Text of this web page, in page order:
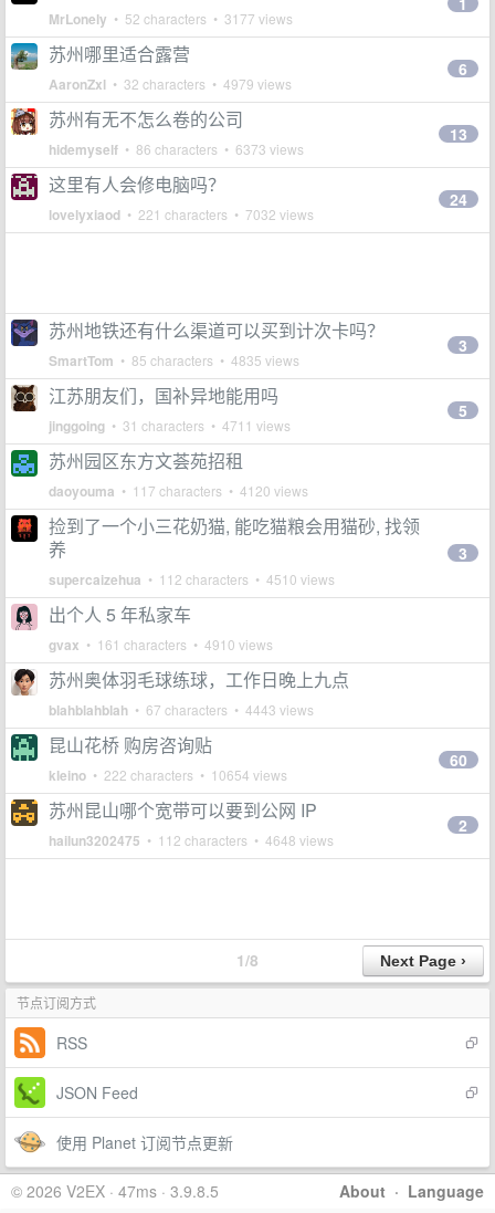
MrLonely • 52 characters • 3177 views
苏州哪里适合露营
AaronZxl • 32 characters • 4979 views
6
苏州有无不怎么卷的公司
hidemyself • 86 characters • 6373 views
13
这里有人会修电脑吗？
lovelyxiaod • 221 characters • 7032 views
24
苏州地铁还有什么渠道可以买到计次卡吗？
SmartTom • 85 characters • 4835 views
3
江苏朋友们，国补异地能用吗
jinggoing • 31 characters • 4711 views
5
苏州园区东方文荟苑招租
daoyouma • 117 characters • 4120 views
捡到了一个小三花奶猫, 能吃猫粮会用猫砂, 找领
养
supercaizehua • 112 characters • 4510 views
3
出个人 5 年私家车
gvax • 161 characters • 4910 views
苏州奥体羽毛球练球，工作日晚上九点
blahblahblah • 67 characters • 4443 views
昆山花桥 购房咨询贴
kleino • 222 characters • 10654 views
60
苏州昆山哪个宽带可以要到公网 IP
hailun3202475 • 112 characters • 4648 views
2
1/8
节点订阅方式
RSS
JSON Feed
使用 Planet 订阅节点更新
About · Language
© 2026 V2EX · 47ms · 3.9.8.5